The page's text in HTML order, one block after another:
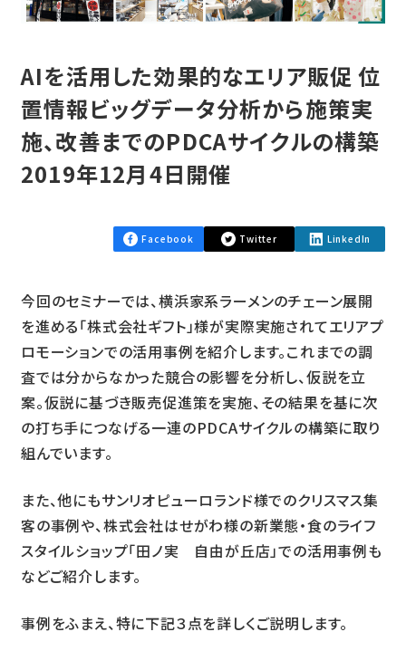
AIを活用した効果的なエリア販促 位
置情報ビッグデータ分析から施策実
施、改善までのPDCAサイクルの構築
2019年12月4日開催
Facebook Twitter LinkedIn
今回のセミナーでは、横浜家系ラーメンのチェーン展開
を進める「株式会社ギフト」様が実際実施されてエリアプ
ロモーションでの活用事例を紹介します。これまでの調
査では分からなかった競合の影響を分析し、仮説を立
案。仮説に基づき販売促進策を実施、その結果を基に次
の打ち手につなげる一連のPDCAサイクルの構築に取り
組んでいます。
また、他にもサンリオピューロランド様でのクリスマス集
客の事例や、株式会社はせがわ様の新業態・食のライフ
スタイルショップ「田ノ実 自由が丘店」での活用事例も
などご紹介します。
事例をふまえ、特に下記３点を詳しくご説明します。